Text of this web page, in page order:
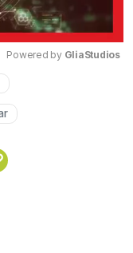
Powered by GliaStudios